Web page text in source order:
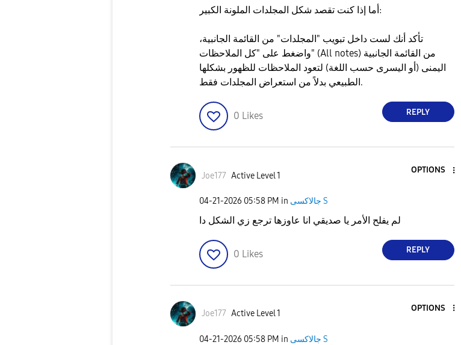
​أما إذا كنت تقصد شكل المجلدات الملونة الكبير:
​تأكد أنك لست داخل تبويب "المجلدات" من القائمة الجانبية،
واضغط على "كل الملاحظات" (All notes) من القائمة الجانبية
اليمنى (أو اليسرى حسب اللغة) لتعود الملاحظات للظهور بشكلها
الطبيعي بدلاً من استعراض المجلدات فقط.
0 Likes REPLY
Joe177 Active Level 1
OPTIONS
‎04-21-2026 05:58 PM in جالاكسى S
لم يفلح الأمر يا صديقي انا عاوزها ترجع زي الشكل دا
0 Likes REPLY
Joe177 Active Level 1
OPTIONS
‎04-21-2026 05:58 PM in جالاكسى S